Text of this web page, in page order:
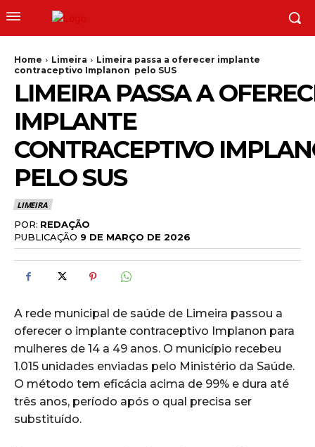
Home Limeira
Limeira passa a oferecer implante
contraceptivo Implanon pelo SUS
LIMEIRA PASSA A
IMPLANTE
CONTRACEPTIVO
PELO SUS
LIMEIRA
POR: REDAÇÃO
PUBLICAÇÃO 9 DE MARÇO DE 2026
A rede municipal de saúde de Limeira passou a
oferecer o implante contraceptivo Implanon para
mulheres de 14 a 49 anos. O município recebeu
1.015 unidades enviadas pelo Ministério da Saúde.
O método tem eficácia acima de 99% e dura até
três anos, período após o qual precisa ser
substituído.